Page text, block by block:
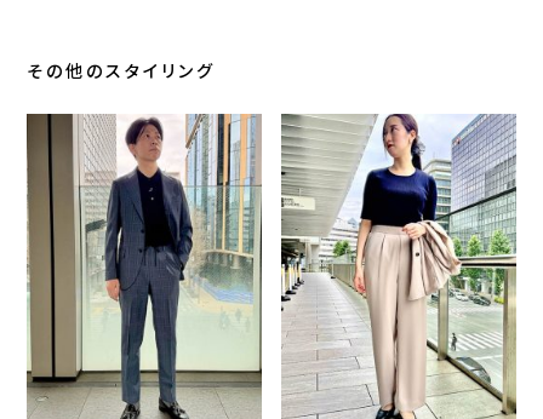
その他のスタイリング